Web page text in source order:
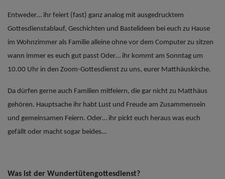
Entweder… ihr feiert (fast) ganz analog mit ausgedrucktem
Gottesdienstablauf, Geschichten und Bastelideen bei euch zu Hause
im Wohnzimmer als Familie alleine ohne vor dem Computer zu sitzen
wann immer es euch gut passt Oder… ihr kommt am Sonntag um
10.00 Uhr in den Zoom-Gottesdienst zu uns, eurer Matthäuskirche.
Da dürfen gerne auch Familien mitfeiern, die gar nicht zu Matthäus
gehören. Hauptsache ihr habt Lust und Freude am Zusammensein
und gemeinsamen Feiern. Oder… ihr pickt euch heraus was euch
gefällt oder macht sogar beides…
Was ist der Wundertütengottesdienst?